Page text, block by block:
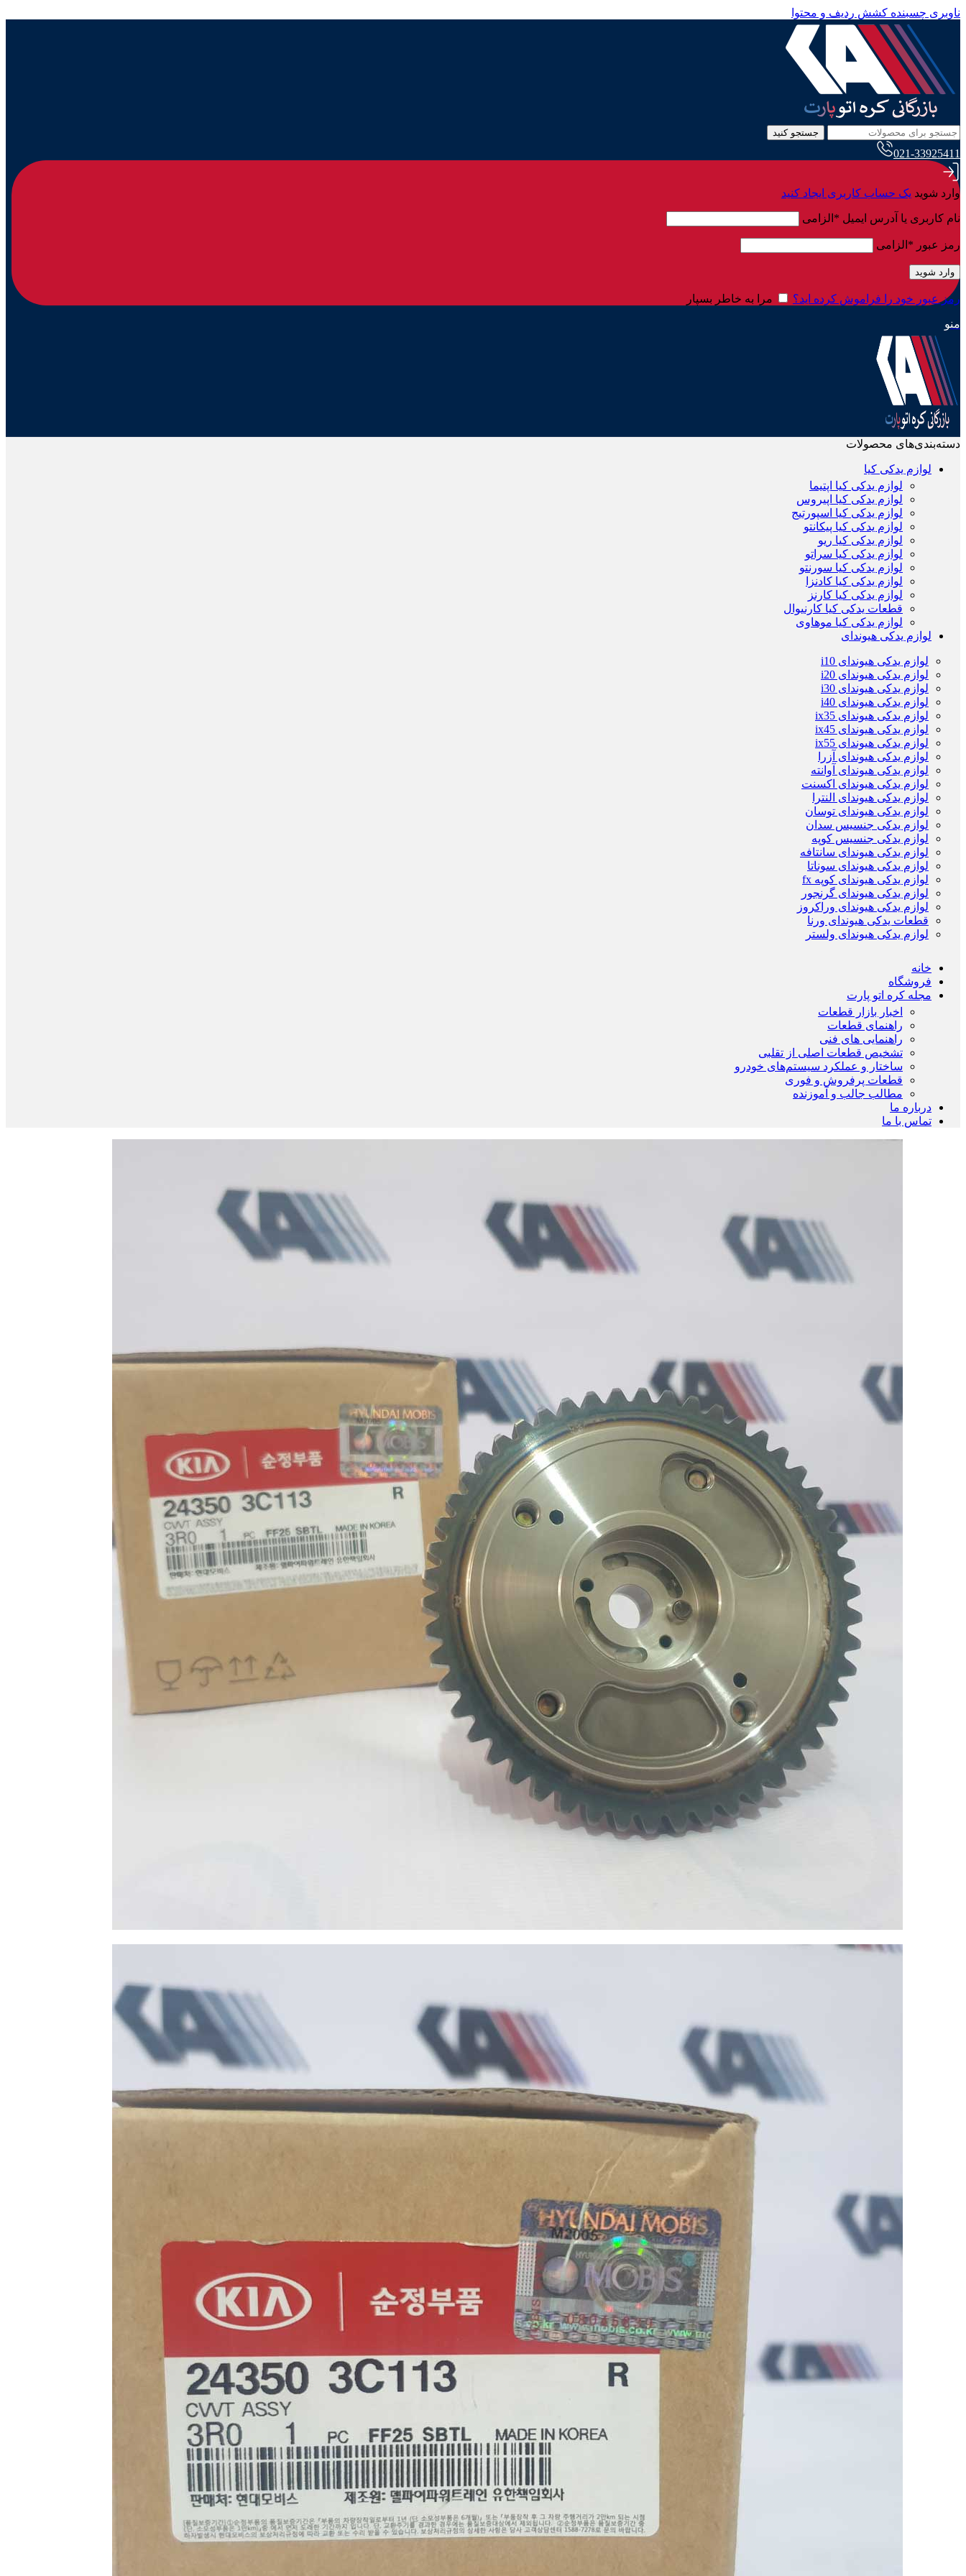
ناوبری چسبنده کشش ردیف و محتوا
جستجو کنید
021-33925411
وارد شوید یک حساب کاربری ایجاد کنید
نام کاربری یا آدرس ایمیل * الزامی
رمز عبور * الزامی
وارد شوید
رمز عبور خود را فراموش کرده اید؟ مرا به خاطر بسپار
منو
دسته‌بندی‌های محصولات
لوازم یدکی کیا
لوازم یدکی کیا اپتیما
لوازم یدکی کیا اپیروس
لوازم یدکی کیا اسپورتیج
لوازم یدکی کیا پیکانتو
لوازم یدکی کیا ریو
لوازم یدکی کیا سراتو
لوازم یدکی کیا سورنتو
لوازم یدکی کیا کادنزا
لوازم یدکی کیا کارنز
قطعات یدکی کیا کارنیوال
لوازم یدکی کیا موهاوی
لوازم یدکی هیوندای
لوازم یدکی هیوندای i10
لوازم یدکی هیوندای i20
لوازم یدکی هیوندای i30
لوازم یدکی هیوندای i40
لوازم یدکی هیوندای ix35
لوازم یدکی هیوندای ix45
لوازم یدکی هیوندای ix55
لوازم یدکی هیوندای آزرا
لوازم یدکی هیوندای آوانته
لوازم یدکی هیوندای اکسنت
لوازم یدکی هیوندای النترا
لوازم یدکی هیوندای توسان
لوازم یدکی جنسیس سدان
لوازم یدکی جنسیس کوپه
لوازم یدکی هیوندای سانتافه
لوازم یدکی هیوندای سوناتا
لوازم یدکی هیوندای کوپه fx
لوازم یدکی هیوندای گرنجور
لوازم یدکی هیوندای وراکروز
قطعات یدکی هیوندای ورنا
لوازم یدکی هیوندای ولستر
خانه
فروشگاه
مجله کره اتو پارت
اخبار بازار قطعات
راهنمای قطعات
راهنمایی های فنی
تشخیص قطعات اصلی از تقلبی
ساختار و عملکرد سیستم‌های خودرو
قطعات پرفروش و فوری
مطالب جالب و آموزنده
درباره ما
تماس با ما